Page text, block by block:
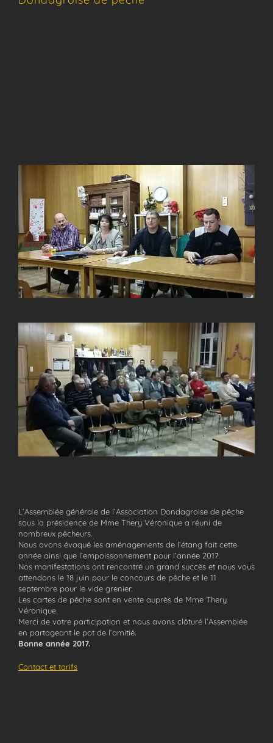
L’Assemblée générale de l’Association Dondagroise de pêche
sous la présidence de Mme Thery Véronique a réuni de
nombreux pêcheurs
Nous avons évoqué les aménagements de l’étang fait cette
année ainsi que l’empoissonnement pour l’année 2017.
Nos manifestations ont rencontré un grand succès et nous vous
attendons le 18 juin pour le concours de pêche et le 11
septembre pour le vide grenier.
Les cartes de pêche sont en vente auprès de Mme Thery
Véronique.
Merci de votre participation et nous avons clôturé l’Assemblée
en partageant le pot de l’amitié.
Bonne année 2017.
Contact et tarifs